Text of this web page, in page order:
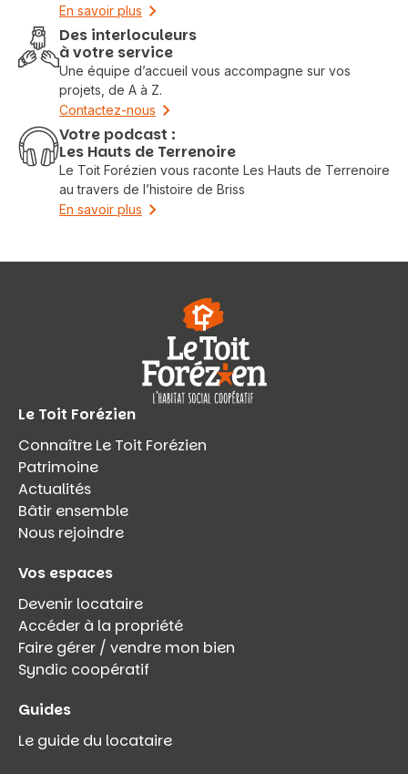
En savoir plus
Des interloculeurs
à votre service
Une équipe d’accueil vous accompagne sur vos
projets, de A à Z.
Contactez-nous
Votre podcast :
Les Hauts de Terrenoire
Le Toit Forézien vous raconte Les Hauts de Terrenoire
au travers de l’histoire de Briss
En savoir plus
Le Toit Forézien
Connaître Le Toit Forézien
Patrimoine
Actualités
Bâtir ensemble
Nous rejoindre
Vos espaces
Devenir locataire
Accéder à la propriété
Faire gérer / vendre mon bien
Syndic coopératif
Guides
Le guide du locataire